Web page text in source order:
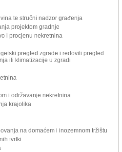
te stručni nadzor građenja
projektom gradnje
i procjenu nekretnina
pregled zgrade i redoviti pregled
ili klimatizacije u zgradi
i održavanje nekretnina
krajolika
na domaćem i inozemnom tržištu
tvrtki